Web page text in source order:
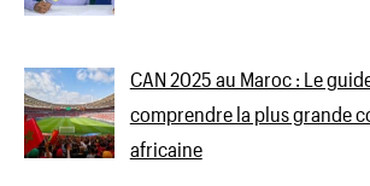
CAN 2025 au Maroc : Le
comprendre la plus grande
africaine